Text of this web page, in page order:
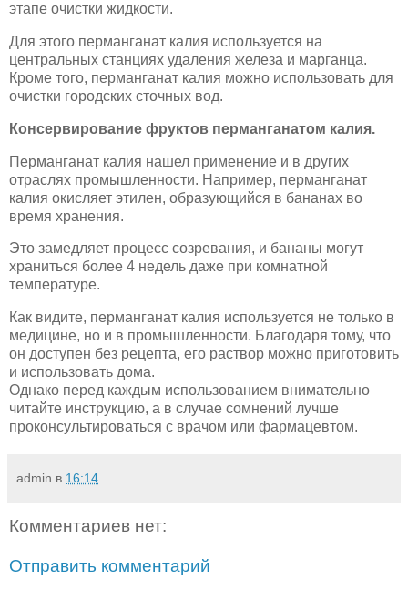
этапе очистки жидкости.
Для этого перманганат калия используется на
центральных станциях удаления железа и марганца.
Кроме того, перманганат калия можно использовать для
очистки городских сточных вод.
Консервирование фруктов перманганатом калия.
Перманганат калия нашел применение и в других
отраслях промышленности. Например, перманганат
калия окисляет этилен, образующийся в бананах во
время хранения.
Это замедляет процесс созревания, и бананы могут
храниться более 4 недель даже при комнатной
температуре.
Как видите, перманганат калия используется не только в
медицине, но и в промышленности. Благодаря тому, что
он доступен без рецепта, его раствор можно приготовить
и использовать дома.
Однако перед каждым использованием внимательно
читайте инструкцию, а в случае сомнений лучше
проконсультироваться с врачом или фармацевтом.
admin в 16:14
Комментариев нет:
Отправить комментарий